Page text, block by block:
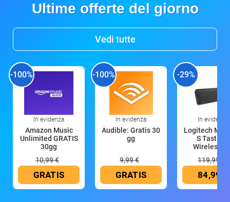
Ultime offerte del giorno
Vedi tutte
-100%
In evidenza
Amazon Music
Unlimited GRATIS
30gg
10,99 €
GRATIS
-100%
In evidenza
Audible: Gratis 30
gg
9,99 €
GRATIS
-29%
In evidenza
Logitech MX
S Tastiera
Wireless
119,99 €
84,99 €